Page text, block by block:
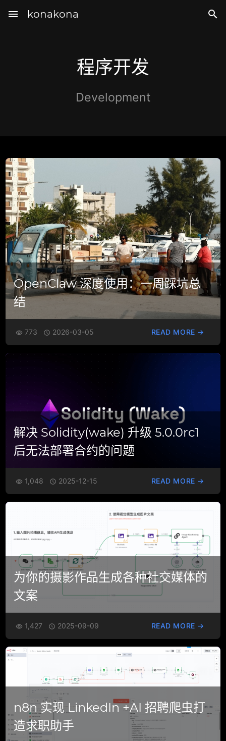
menu konakona 
程序开发
Development
OpenClaw 深度使用：一周踩坑总
结
 773  2026-03-05 READ MORE →
解决 Solidity(wake) 升级 5.0.0rc1
后无法部署合约的问题
 1,048  2025-12-15 READ MORE →
为你的摄影作品生成各种社交媒体的
文案
 1,427  2025-09-09 READ MORE →
n8n 实现 LinkedIn +AI 招聘爬虫打
造求职助手